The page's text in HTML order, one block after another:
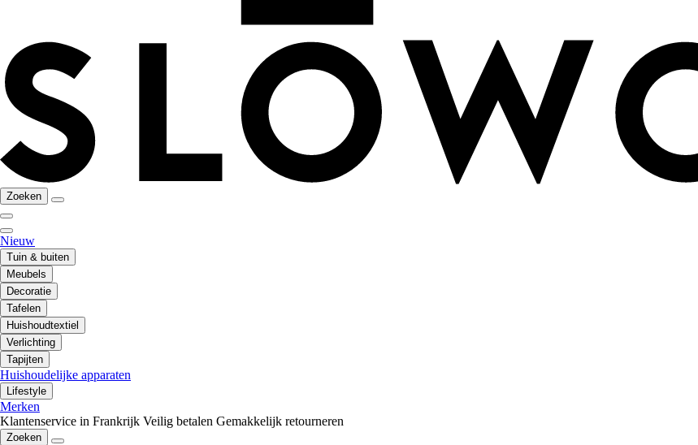
Zoeken
Nieuw
Tuin & buiten
Meubels
Decoratie
Tafelen
Huishoudtextiel
Verlichting
Tapijten
Huishoudelijke apparaten
Lifestyle
Merken
Klantenservice in Frankrijk Veilig betalen Gemakkelijk retourneren
Zoeken